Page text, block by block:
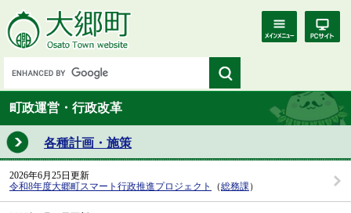
町政運営・行政改革
各種計画・施策
2026年6月25日更新
令和8年度大郷町スマート行政推進プロジェクト
（総務課 ）